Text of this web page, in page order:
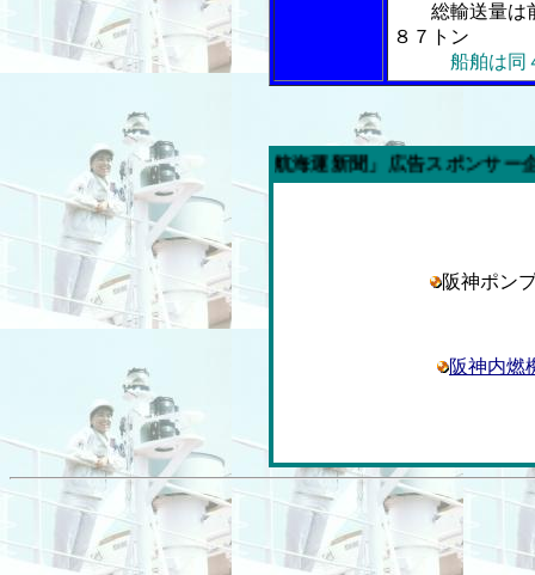
総輸送量は
８７トン
船舶は同
今週の「内航海運新聞」広告スポンサー企業
阪神ポン
阪神内燃